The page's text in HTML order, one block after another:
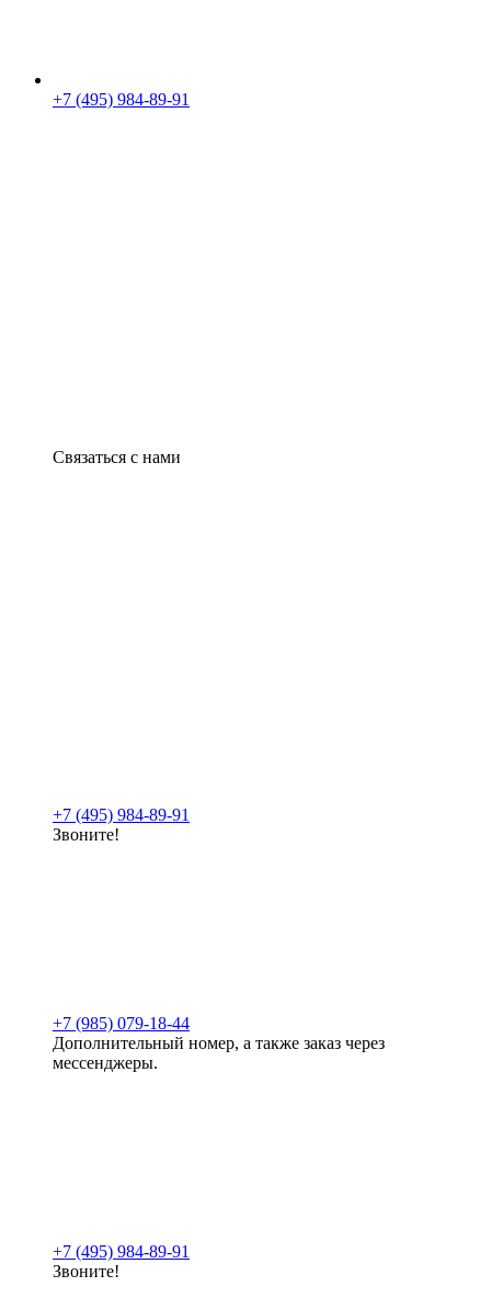
+7 (495) 984-89-91
Связаться с нами
+7 (495) 984-89-91
Звоните!
+7 (985) 079-18-44
Дополнительный номер, а также заказ через
мессенджеры.
+7 (495) 984-89-91
Звоните!